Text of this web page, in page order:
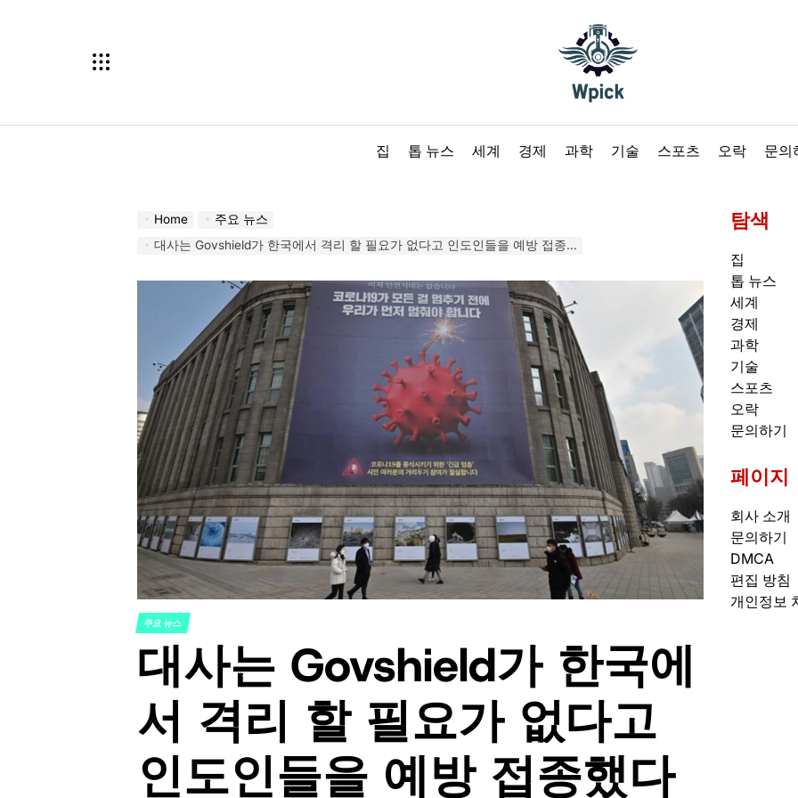
집
톱 뉴스 세계 경제 과학 기술 스포츠 오락 문의
Home
주요 뉴스
대사는 Govshield가 한국에서 격리 할 필요가 없다고 인도인들을 예방 접종했다고 말했습니다. 최신 뉴스 인도
POSTED
주요 뉴스
대사는 Govshield가 한국에
서 격리 할 필요가 없다고
인도인들을 예방 접종했다
탐색
집
톱 뉴스
세계
경제
과학
기술
스포츠
오락
문의하기
페이지
회사 소개
문의하기
DMCA
편집 방침
개인정보